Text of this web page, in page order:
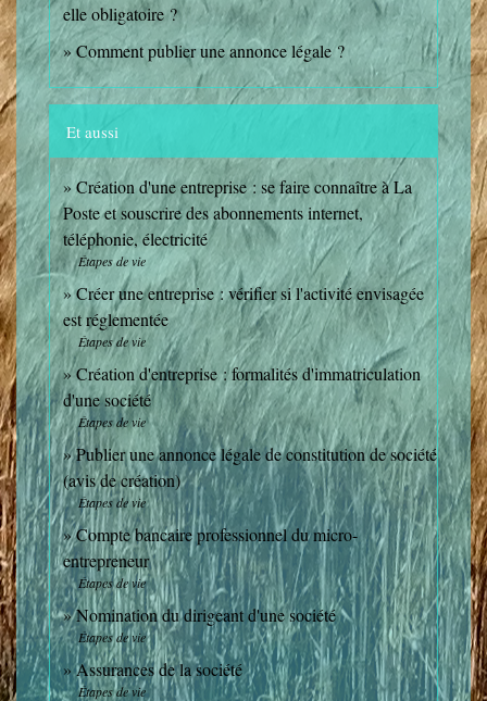
elle obligatoire ?
Comment publier une annonce légale ?
Et aussi
Création d'une entreprise : se faire connaître à La
Poste et souscrire des abonnements internet,
téléphonie, électricité
Étapes de vie
Créer une entreprise : vérifier si l'activité envisagée
est réglementée
Étapes de vie
Création d'entreprise : formalités d'immatriculation
d'une société
Étapes de vie
Publier une annonce légale de constitution de société
(avis de création)
Étapes de vie
Compte bancaire professionnel du micro-
entrepreneur
Étapes de vie
Nomination du dirigeant d'une société
Étapes de vie
Assurances de la société
Étapes de vie